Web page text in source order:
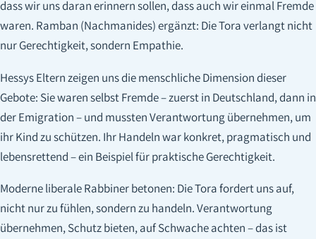
dass wir uns daran erinnern sollen, dass auch wir einmal Fremde
waren. Ramban (Nachmanides) ergänzt: Die Tora verlangt nicht
nur Gerechtigkeit, sondern Empathie.
Hessys Eltern zeigen uns die menschliche Dimension dieser
Gebote: Sie waren selbst Fremde – zuerst in Deutschland, dann in
der Emigration – und mussten Verantwortung übernehmen, um
ihr Kind zu schützen. Ihr Handeln war konkret, pragmatisch und
lebensrettend – ein Beispiel für praktische Gerechtigkeit.
Moderne liberale Rabbiner betonen: Die Tora fordert uns auf,
nicht nur zu fühlen, sondern zu handeln. Verantwortung
übernehmen, Schutz bieten, auf Schwache achten – das ist